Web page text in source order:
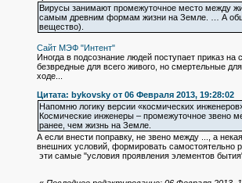
Вирусы занимают промежуточное место между
самым древним формам жизни на Земле. … А
вещество).
Сайт МЭФ "Интент"
Иногда в подсознание людей поступает приказ
безвредные для всего живого, но смертельные
ходе...
Цитата: bykovsky от 06 Февраля 2013, 19:28:02
Напомню логику версии «космических
Космические инженеры – промежуточное звено
ранее, чем жизнь на Земле.
А если внести поправку, не звено между ..., а
внешних условий, формировать самостоятельно
эти самые "условия проявления элементов